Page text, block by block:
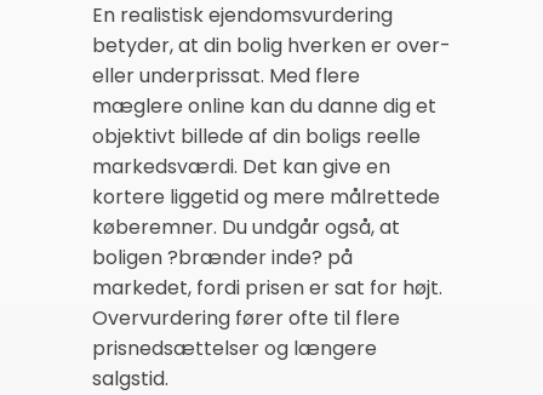
En realistisk ejendomsvurdering
betyder, at din bolig hverken er over-
eller underprissat. Med flere
mæglere online kan du danne dig et
objektivt billede af din boligs reelle
markedsværdi. Det kan give en
kortere liggetid og mere målrettede
køberemner. Du undgår også, at
boligen ?brænder inde? på
markedet, fordi prisen er sat for højt.
Overvurdering fører ofte til flere
prisnedsættelser og længere
salgstid.